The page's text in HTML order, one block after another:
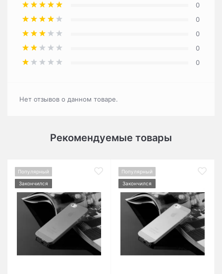
0
0
0
0
0
Нет отзывов о данном товаре.
Рекомендуемые товары
Популярный
Закончился
Популярный
Закончился